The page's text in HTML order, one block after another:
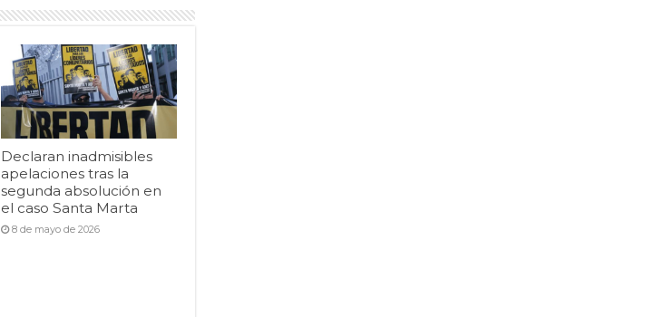
Declaran inadmisibles
apelaciones tras la
segunda absolución en
el caso Santa Marta
8 de mayo de 2026